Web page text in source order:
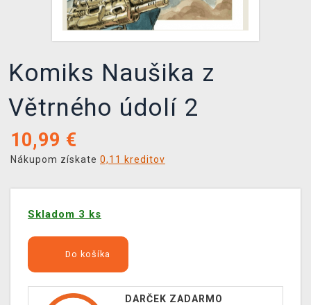
Komiks Naušika z
Větrného údolí 2
10,99 €
Nákupom získate 0,11 kreditov
Skladom 3 ks
Do košíka
DARČEK ZADARMO